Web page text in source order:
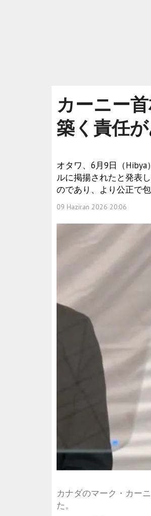
カーニー
築く責任が
オタワ、6月9日（
ルに掲揚されたと発表
のであり、より公正で
09 Haziran 2026 20:06
カナダのマーク・カー
た。